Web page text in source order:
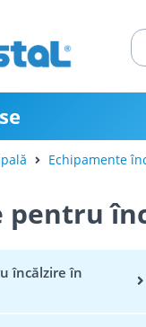
Echipamente
pentru
încălzire în